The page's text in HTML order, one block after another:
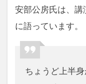
安部公房氏は、講
に語っています。
ちょうど上半